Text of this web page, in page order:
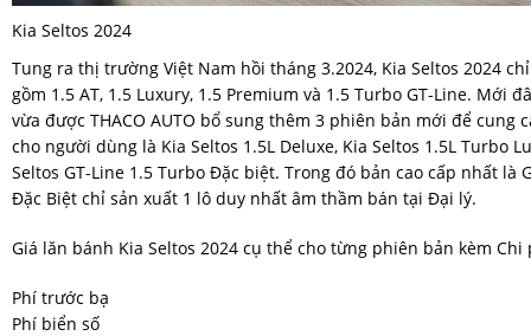
Kia Seltos 2024
Tung ra thị trường Việt Nam hồi tháng 3.2024, Kia Seltos 2024
gồm 1.5 AT, 1.5 Luxury, 1.5 Premium và 1.5 Turbo GT-Line. Mới
vừa được THACO AUTO bổ sung thêm 3 phiên bản mới để cung
cho người dùng là Kia Seltos 1.5L Deluxe, Kia Seltos 1.5L Turbo
Seltos GT-Line 1.5 Turbo Đặc biệt. Trong đó bản cao cấp nhất là
Đặc Biệt chỉ sản xuất 1 lô duy nhất âm thầm bán tại Đại lý.
Giá lăn bánh Kia Seltos 2024 cụ thể cho từng phiên bản kèm Chi
Phí trước bạ
Phí biển số